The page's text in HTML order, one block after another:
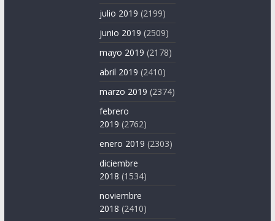
julio 2019 (2199)
junio 2019 (2509)
mayo 2019 (2178)
abril 2019 (2410)
marzo 2019 (2374)
febrero
2019 (2762)
enero 2019 (2303)
diciembre
2018 (1534)
noviembre
2018 (2410)